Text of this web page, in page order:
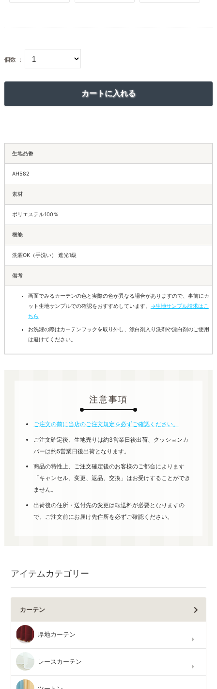
個数 ：
生地品番
AH582
素材
ポリエステル100％
機能
洗濯OK（手洗い） 遮光1級
備考
画面でみるカーテンの色と実際の色が異なる場合がありますので、事前にカ
ット生地サンプルでの確認をおすすめしています。 →生地サンプル請求はこ
ちら
お洗濯の際はカーテンフックを取り外し、漂白剤入り洗剤や漂白剤のご使用
は避けてください。
注意事項
ご注文の前に当店のご注文規定を必ずご確認ください。
ご注文確定後、生地売りは約3営業日後出荷、クッションカ
バーは約5営業日後出荷となります。
商品の特性上、ご注文確定後のお客様のご都合によります
「キャンセル、変更、返品、交換」はお受けすることができ
ません。
出荷後の住所・送付先の変更は転送料が必要となりますの
で、ご注文前にお届け先住所を必ずご確認ください。
アイテムカテゴリー
カーテン
厚地カーテン
レースカーテン